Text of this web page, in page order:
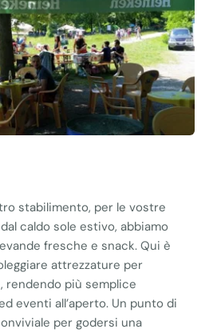
stabilimento, per le vostre
caldo sole estivo, abbiamo
fresche e snack. Qui è
attrezzature per
rendendo più semplice
eventi all’aperto. Un punto di
per godersi una